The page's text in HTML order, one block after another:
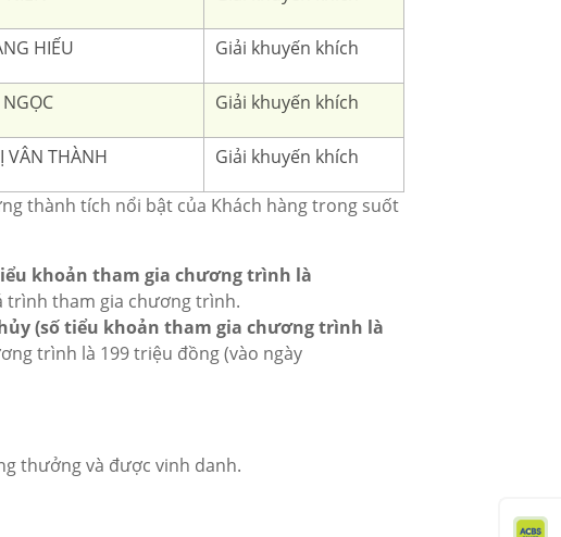
HIẾU Giải khuyến khích
Giải khuyến khích
VÂN THÀNH Giải khuyến khích
thành tích nổi bật của Khách hàng trong suốt
khoản tham gia chương trình là
tham gia chương trình.
(số tiểu khoản tham gia chương trình là
trình là 199 triệu đồng (vào ngày
thưởng và được vinh danh.